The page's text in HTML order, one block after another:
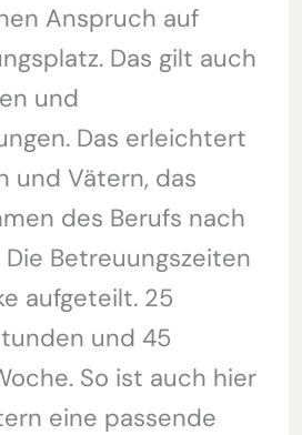
Anspruch auf
Das gilt auch
und
Das erleichtert
und Vätern, das
des Berufs nach
Betreuungszeiten
aufgeteilt. 25
und 45
So ist auch hier
eine passende